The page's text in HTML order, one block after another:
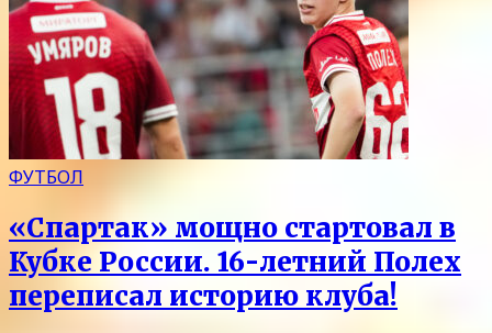
ФУТБОЛ
«Спартак» мощно стартовал в
Кубке России. 16-летний Полех
переписал историю клуба!